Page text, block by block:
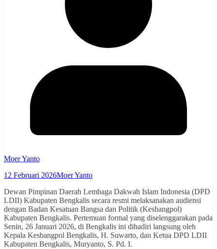
Moer Yanto
12 Februari 2026Moer Yanto
Dewan Pimpinan Daerah Lembaga Dakwah Islam Indonesia (DPD
LDII) Kabupaten Bengkalis secara resmi melaksanakan audiensi
dengan Badan Kesatuan Bangsa dan Politik (Kesbangpol)
Kabupaten Bengkalis. Pertemuan formal yang diselenggarakan pada
Senin, 26 Januari 2026, di Bengkalis ini dihadiri langsung oleh
Kepala Kesbangpol Bengkalis, H. Suwarto, dan Ketua DPD LDII
Kabupaten Bengkalis, Muryanto, S. Pd. I.